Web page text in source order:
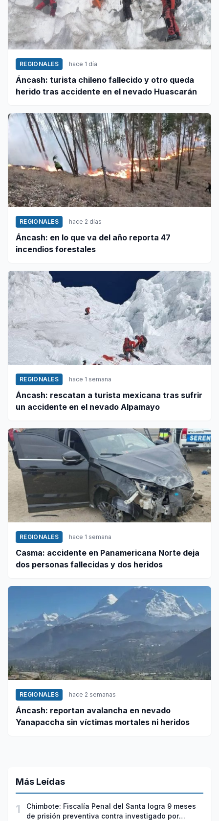
REGIONALES hace 1 día
Áncash: turista chileno fallecido y otro queda
herido tras accidente en el nevado Huascarán
REGIONALES hace 2 días
Áncash: en lo que va del año reporta 47
incendios forestales
REGIONALES hace 1 semana
Áncash: rescatan a turista mexicana tras sufrir
un accidente en el nevado Alpamayo
REGIONALES hace 1 semana
Casma: accidente en Panamericana Norte deja
dos personas fallecidas y dos heridos
REGIONALES hace 2 semanas
Áncash: reportan avalancha en nevado
Yanapaccha sin víctimas mortales ni heridos
Más Leídas
1
Chimbote: Fiscalía Penal del Santa logra 9 meses
de prisión preventiva contra investigado por